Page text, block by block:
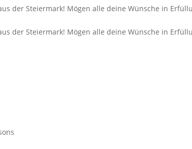
der Steiermark! Mögen alle deine Wünsche in
der Steiermark! Mögen alle deine Wünsche in